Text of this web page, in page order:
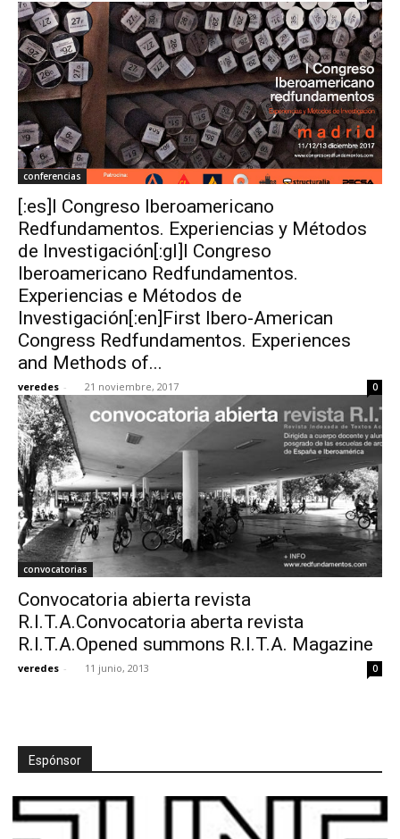
conferencias
[:es]I Congreso Iberoamericano
Redfundamentos. Experiencias y Métodos
de Investigación[:gl]I Congreso
Iberoamericano Redfundamentos.
Experiencias e Métodos de
Investigación[:en]First Ibero-American
Congress Redfundamentos. Experiences
and Methods of...
veredes - 21 noviembre, 2017 0
convocatorias
Convocatoria abierta revista
R.I.T.A.Convocatoria aberta revista
R.I.T.A.Opened summons R.I.T.A. Magazine
veredes - 11 junio, 2013 0
Espónsor